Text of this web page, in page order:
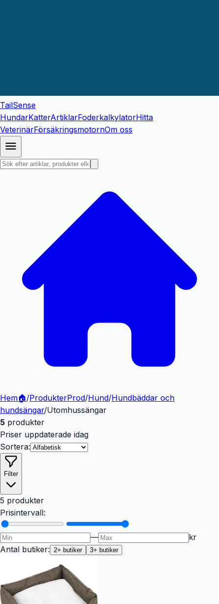
TailSense
HundarKatterArtiklarFoderkalkylatorHitta
VeterinärFörsäkringsmotornOm oss
Hem🏠/ProdukterProd/Hund/Hundbäddar och
hundsängar/Utomhussängar
5 produkter
Priser uppdaterade idag
Sortera:
Filter
5 produkter
Prisintervall:
—
kr
Antal butiker: 2+ butiker 3+ butiker